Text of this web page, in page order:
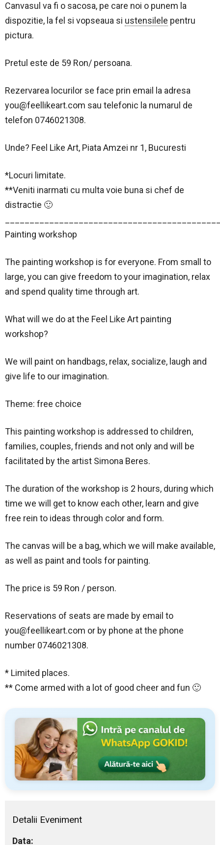
Canvasul va fi o sacosa, pe care noi o punem la
dispozitie, la fel si vopseaua si ustensilele pentru
pictura.
Pretul este de 59 Ron/ persoana.
Rezervarea locurilor se face prin email la adresa
you@feellikeart.com sau telefonic la numarul de
telefon 0746021308.
Unde? Feel Like Art, Piata Amzei nr 1, Bucuresti
*Locuri limitate.
**Veniti inarmati cu multa voie buna si chef de
distractie 🙂
Painting workshop
The painting workshop is for everyone. From small to
large, you can give freedom to your imagination, relax
and spend quality time through art.
What will we do at the Feel Like Art painting
workshop?
We will paint on handbags, relax, socialize, laugh and
give life to our imagination.
Theme: free choice
This painting workshop is addressed to children,
families, couples, friends and not only and will be
facilitated by the artist Simona Beres.
The duration of the workshop is 2 hours, during which
time we will get to know each other, learn and give
free rein to ideas through color and form.
The canvas will be a bag, which we will make available,
as well as paint and tools for painting.
The price is 59 Ron / person.
Reservations of seats are made by email to
you@feellikeart.com or by phone at the phone
number 0746021308.
* Limited places.
** Come armed with a lot of good cheer and fun 🙂
Detalii Eveniment
Data: